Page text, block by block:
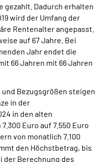
Dadurch erhalten
wird der Umfang der
Rentenalter angepasst.
auf 67 Jahre. Bei
Jahr endet die
66 Jahren mit 66 Jahren
Bezugsgrößen steigen
in der
in den alten
Euro auf 7.550 Euro
von monatlich 7.100
den Höchstbetrag, bis
der Berechnung des